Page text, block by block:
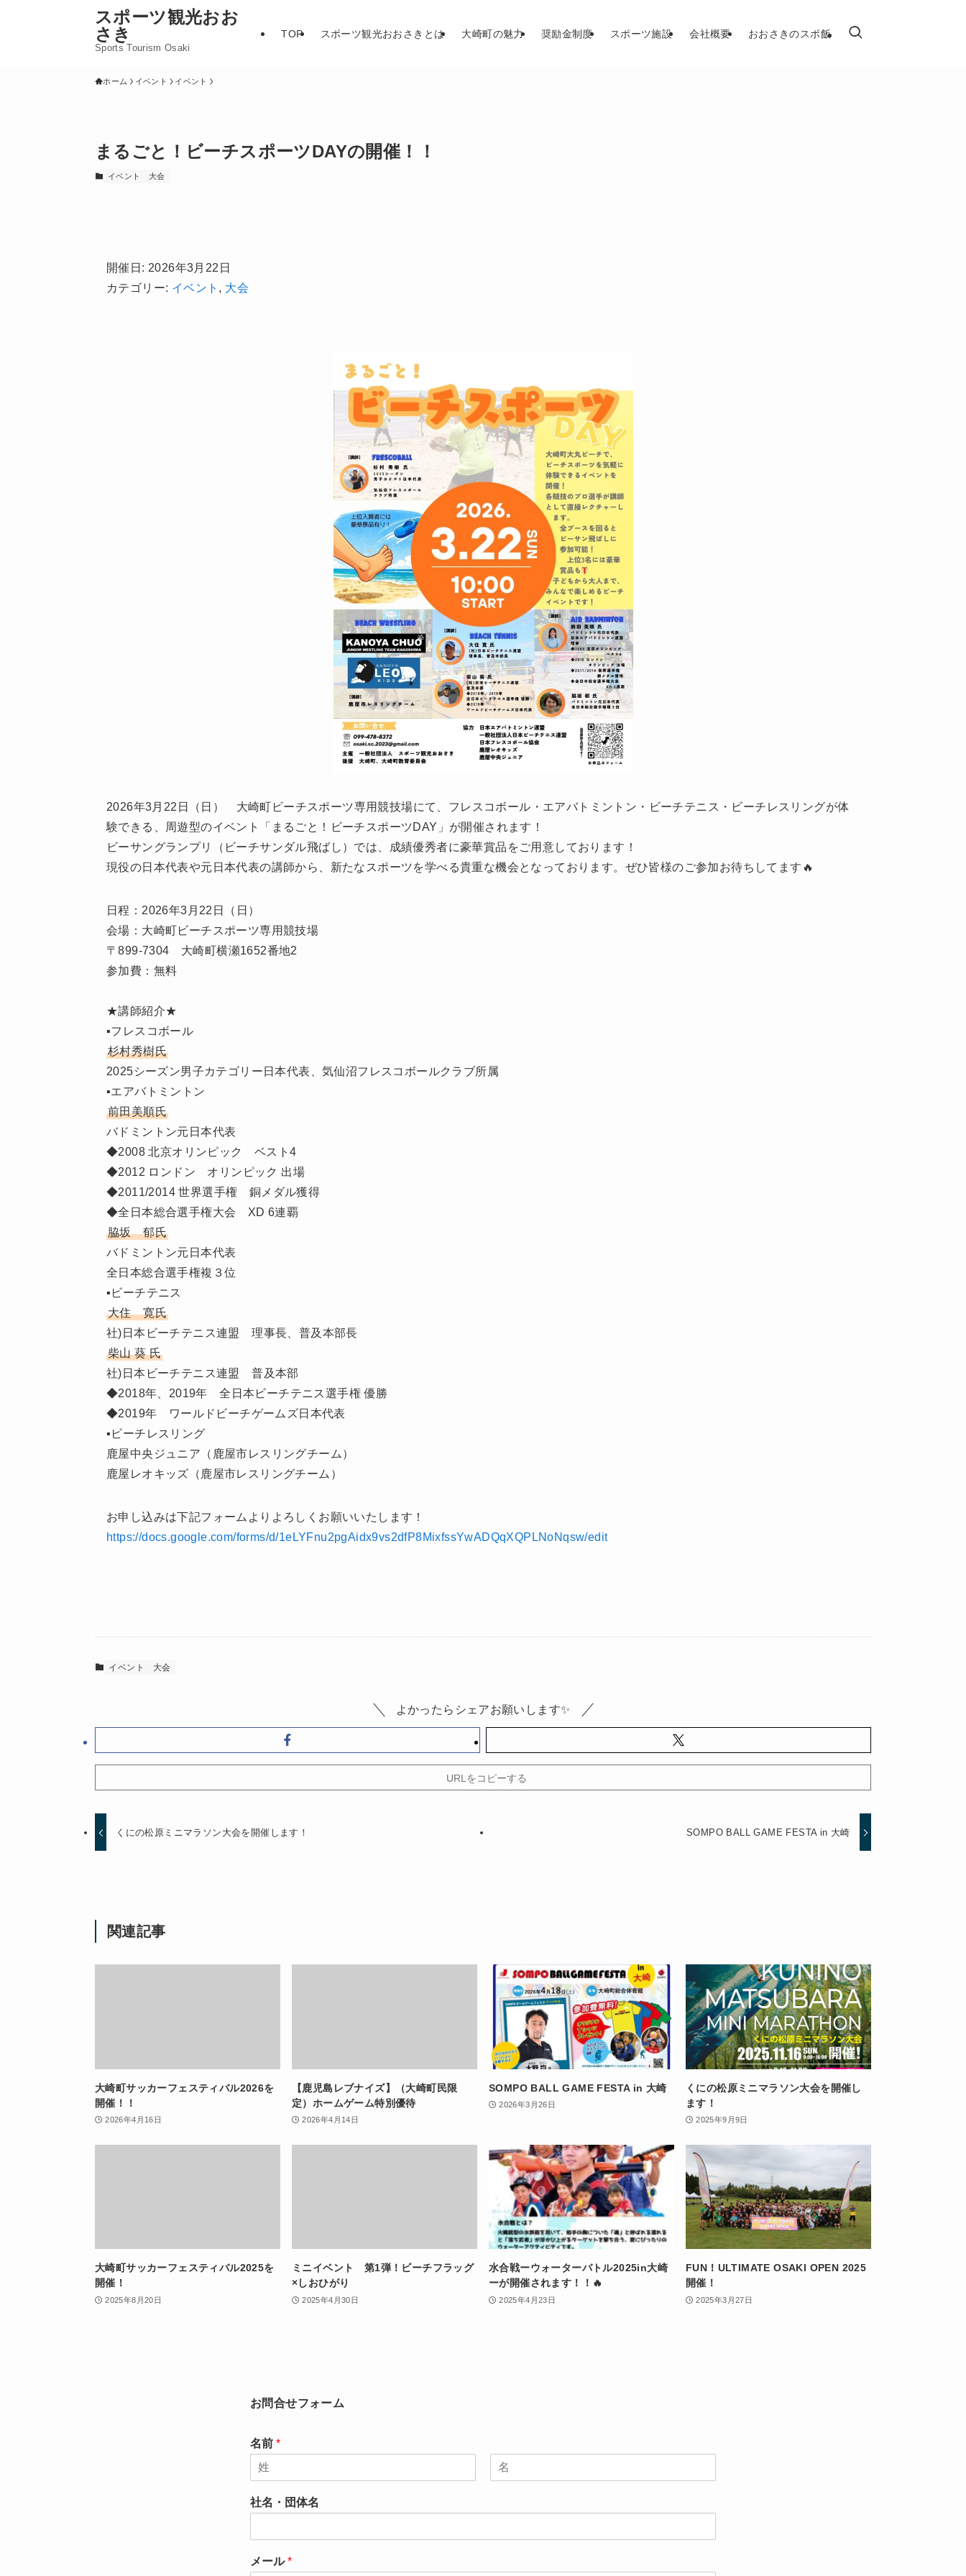
スポーツ観光おお
さき
Sports Tourism Osaki
TOP スポーツ観光おおさきとは 大崎町の魅力 奨励金制度 スポーツ施設 会社概要 おおさきのスポ飯
ホーム イベント イベント
まるごと！ビーチスポーツDAYの開催！！
イベント 大会
開催日: 2026年3月22日
カテゴリー: イベント , 大会
2026年3月22日（日） 大崎町ビーチスポーツ専用競技場にて、フレスコボール・エアバトミントン・ビーチテニス・ビーチレスリングが体
験できる、周遊型のイベント「まるごと！ビーチスポーツDAY」が開催されます！
ビーサングランプリ（ビーチサンダル飛ばし）では、成績優秀者に豪華賞品をご用意しております！
現役の日本代表や元日本代表の講師から、新たなスポーツを学べる貴重な機会となっております。ぜひ皆様のご参加お待ちしてます🔥
日程：2026年3月22日（日）
会場：大崎町ビーチスポーツ専用競技場
〒899-7304 大崎町横瀬1652番地2
参加費：無料
★講師紹介★
▪フレスコボール
杉村秀樹氏
2025シーズン男子カテゴリー日本代表、気仙沼フレスコボールクラブ所属
▪エアバトミントン
前田美順氏
バドミントン元日本代表
◆2008 北京オリンピック ベスト4
◆2012 ロンドン オリンピック 出場
◆2011/2014 世界選手権 銅メダル獲得
◆全日本総合選手権大会 XD 6連覇
脇坂 郁氏
バドミントン元日本代表
全日本総合選手権複３位
▪ビーチテニス
大住 寛氏
社)日本ビーチテニス連盟 理事長、普及本部長
柴山 葵 氏
社)日本ビーチテニス連盟 普及本部
◆2018年、2019年 全日本ビーチテニス選手権 優勝
◆2019年 ワールドビーチゲームズ日本代表
▪ビーチレスリング
鹿屋中央ジュニア（鹿屋市レスリングチーム）
鹿屋レオキッズ（鹿屋市レスリングチーム）
お申し込みは下記フォームよりよろしくお願いいたします！
https://docs.google.com/forms/d/1eLYFnu2pgAidx9vs2dfP8MixfssYwADQqXQPLNoNqsw/edit
イベント 大会
よかったらシェアお願いします✨
URLをコピーする
くにの松原ミニマラソン大会を開催します！ SOMPO BALL GAME FESTA in 大崎
関連記事
大崎町サッカーフェスティバル2026を
開催！！
2026年4月16日
【鹿児島レブナイズ】（大崎町民限
定）ホームゲーム特別優待
2026年4月14日
SOMPO BALL GAME FESTA in 大崎
2026年3月26日
くにの松原ミニマラソン大会を開催し
ます！
2025年9月9日
大崎町サッカーフェスティバル2025を
開催！
2025年8月20日
ミニイベント 第1弾！ビーチフラッグ
×しおひがり
2025年4月30日
水合戦ーウォーターバトル2025in大崎
ーが開催されます！！🔥
2025年4月23日
FUN！ULTIMATE OSAKI OPEN 2025
開催！
2025年3月27日
お問合せフォーム
名前 *
社名・団体名
メール*